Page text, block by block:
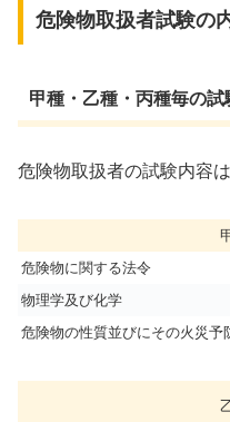
危険物取扱者試験の
甲種・乙種・丙種毎の試
危険物取扱者の試験内容
危険物に関する法令
物理学及び化学
危険物の性質並びにその火災予